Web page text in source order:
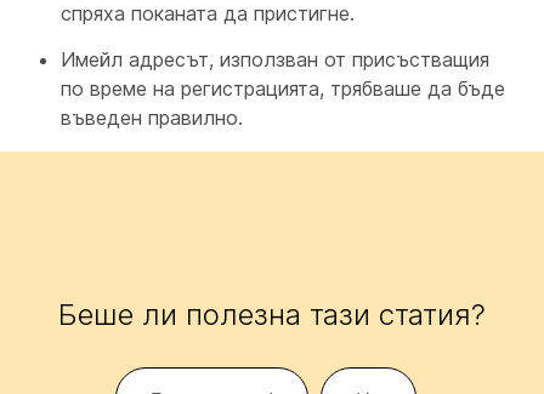
спряха поканата да пристигне.
Имейл адресът, използван от присъстващия
по време на регистрацията, трябваше да бъде
въведен правилно.
Беше ли полезна тази статия?